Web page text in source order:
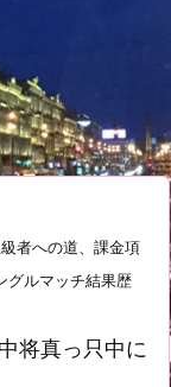
者への道、課金項
グルマッチ結果歴
将真っ只中に